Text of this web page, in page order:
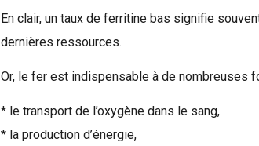
En clair, un taux de ferritine bas signifie
dernières ressources.
Or, le fer est indispensable à de nombreuses
* le transport de l’oxygène dans le sang,
* la production d’énergie,